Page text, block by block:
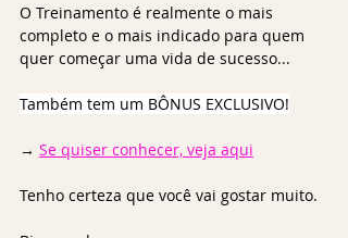
O Treinamento é realmente o mais
completo e o mais indicado para quem
quer começar uma vida de sucesso...
Também tem um BÔNUS EXCLUSIVO!
→ Se quiser conhecer, veja aqui
Tenho certeza que você vai gostar muito.